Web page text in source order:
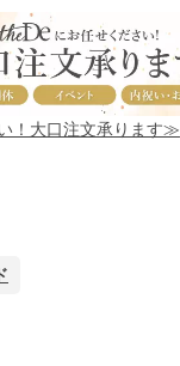
！大口注文承ります≫